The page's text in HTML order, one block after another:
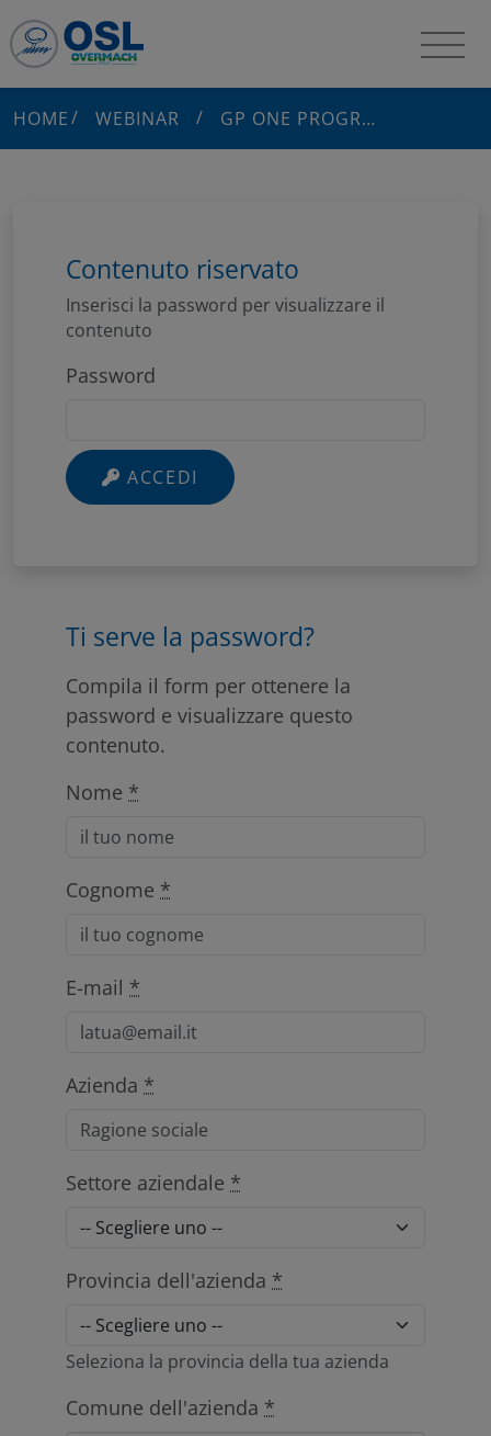
HOME WEBINAR GP ONE PROGRAM
Contenuto riservato
Inserisci la password per visualizzare il
contenuto
Password
ACCEDI
Ti serve la password?
Compila il form per ottenere la
password e visualizzare questo
contenuto.
Nome *
Cognome *
E-mail *
Azienda *
Settore aziendale *
Provincia dell'azienda *
Seleziona la provincia della tua azienda
Comune dell'azienda *